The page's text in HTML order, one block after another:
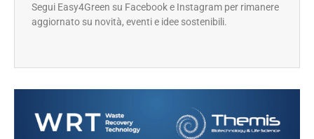
Segui Easy4Green su Facebook e Instagram per rimanere
aggiornato su novità, eventi e idee sostenibili.